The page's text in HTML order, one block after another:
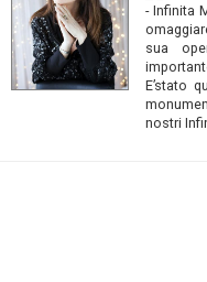
- Infinita
sua
E’stato
nostri